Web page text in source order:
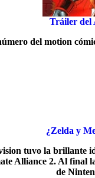
Tráiler del
del motion
¿Zelda y
tuvo la brillante
Alliance 2. Al final
de